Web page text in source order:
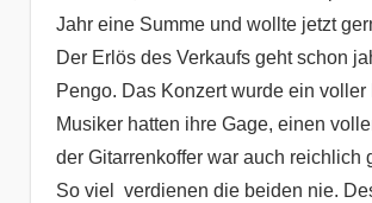
Jahr eine Summe und wollte jetzt
Der Erlös des Verkaufs geht schon
Pengo. Das Konzert wurde ein voller
Musiker hatten ihre Gage, einen
der Gitarrenkoffer war auch reichlich
So viel verdienen die beiden nie.